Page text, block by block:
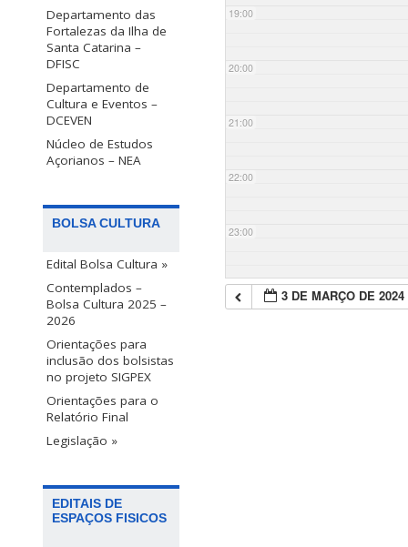
Departamento das
Fortalezas da Ilha de
Santa Catarina –
DFISC
Departamento de
Cultura e Eventos –
DCEVEN
Núcleo de Estudos
Açorianos – NEA
BOLSA CULTURA
Edital Bolsa Cultura »
Contemplados –
Bolsa Cultura 2025 –
2026
Orientações para
inclusão dos bolsistas
no projeto SIGPEX
Orientações para o
Relatório Final
Legislação »
EDITAIS DE
ESPAÇOS FISICOS
19:00
20:00
21:00
22:00
23:00
3 DE MARÇO DE 2024